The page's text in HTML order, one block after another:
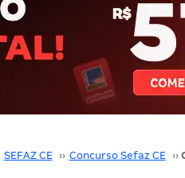
SEFAZ CE ›› Concurso Sefaz CE ››